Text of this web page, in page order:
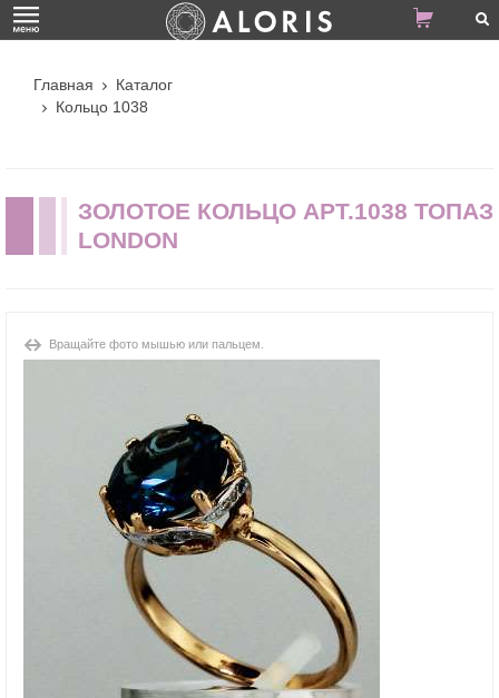
Главная
Каталог
Кольцо 1038
ЗОЛОТОЕ КОЛЬЦО АРТ.1038 ТОПАЗ
LONDON
Вращайте фото мышью или пальцем.